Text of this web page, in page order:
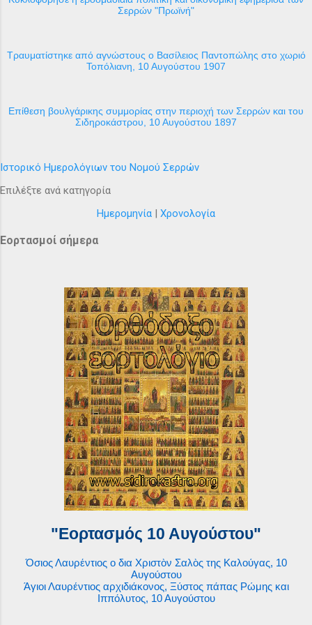
Σερρών "Πρωϊνή"
Τραυματίστηκε από αγνώστους ο Βασίλειος Παντοπώλης στο χωριό
Τοπόλιανη, 10 Αυγούστου 1907
Επίθεση βουλγάρικης συμμορίας στην περιοχή των Σερρών και του
Σιδηροκάστρου, 10 Αυγούστου 1897
Ιστορικό Ημερολόγιων του Νομού Σερρών
Επιλέξτε ανά κατηγορία
Ημερομηνία | Χρονολογία
Εορτασμοί σήμερα
"Εορτασμός 10 Αυγούστου"
Όσιος Λαυρέντιος ο δια Χριστὸν Σαλὸς της Καλούγας, 10
Αυγούστου
Άγιοι Λαυρέντιος αρχιδιάκονος, Ξύστος πάπας Ρώμης και
Ιππόλυτος, 10 Αυγούστου